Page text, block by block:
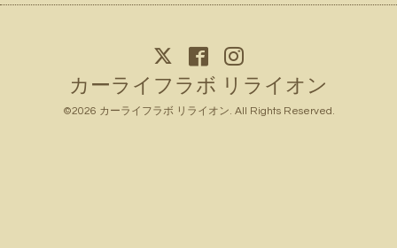
カーライフラボ リライオン
©2026 カーライフラボ リライオン. All Rights Reserved.